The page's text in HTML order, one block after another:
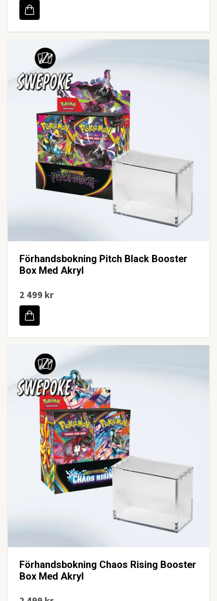
Förhandsbokning Pitch Black Booster
Box Med Akryl
2 499 kr
Förhandsbokning Chaos Rising Booster
Box Med Akryl